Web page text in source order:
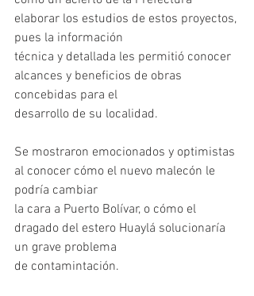
elaborar los estudios de estos proyectos,
pues la información
técnica y detallada les permitió conocer
alcances y beneficios de obras
concebidas para el
desarrollo de su localidad.
Se mostraron emocionados y optimistas
al conocer cómo el nuevo malecón le
podría cambiar
la cara a Puerto Bolívar, o cómo el
dragado del estero Huaylá solucionaría
un grave problema
de contamintación.